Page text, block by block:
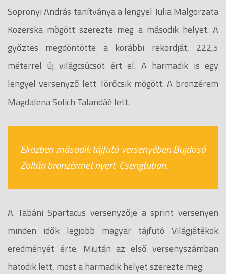
Sopronyi András tanítványa a lengyel Julia Malgorzata
Kozerska mögött szerezte meg a második helyet. A
győztes megdöntötte a korábbi rekordját, 222,5
méterrel új világcsúcsot ért el. A harmadik is egy
lengyel versenyző lett Törőcsik mögött. A bronzérem
Magdalena Solich Talandáé lett.
Eközben második tájfutó versenyében Bujdosó
Zoltán bronzérmet nyert Csengtuban.
A Tabáni Spartacus versenyzője a sprint versenyen
minden idők legjobb magyar tájfutó Világjátékok
eredményét érte. Miután az első versenyszámban
hatodik lett, most a harmadik helyet szerezte meg.